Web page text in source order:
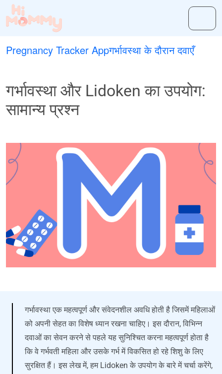
Pregnancy Tracker Appगर्भावस्था के दौरान दवाएँ
गर्भावस्था और Lidoken का उपयोग:
सामान्य प्रश्न
गर्भावस्था एक महत्वपूर्ण और संवेदनशील अवधि होती है जिसमें महिलाओं
को अपनी सेहत का विशेष ध्यान रखना चाहिए। इस दौरान, विभिन्न
दवाओं का सेवन करने से पहले यह सुनिश्चित करना महत्वपूर्ण होता है
कि वे गर्भवती महिला और उसके गर्भ में विकसित हो रहे शिशु के लिए
सुरक्षित हैं। इस लेख में, हम Lidoken के उपयोग के बारे में चर्चा करेंगे,